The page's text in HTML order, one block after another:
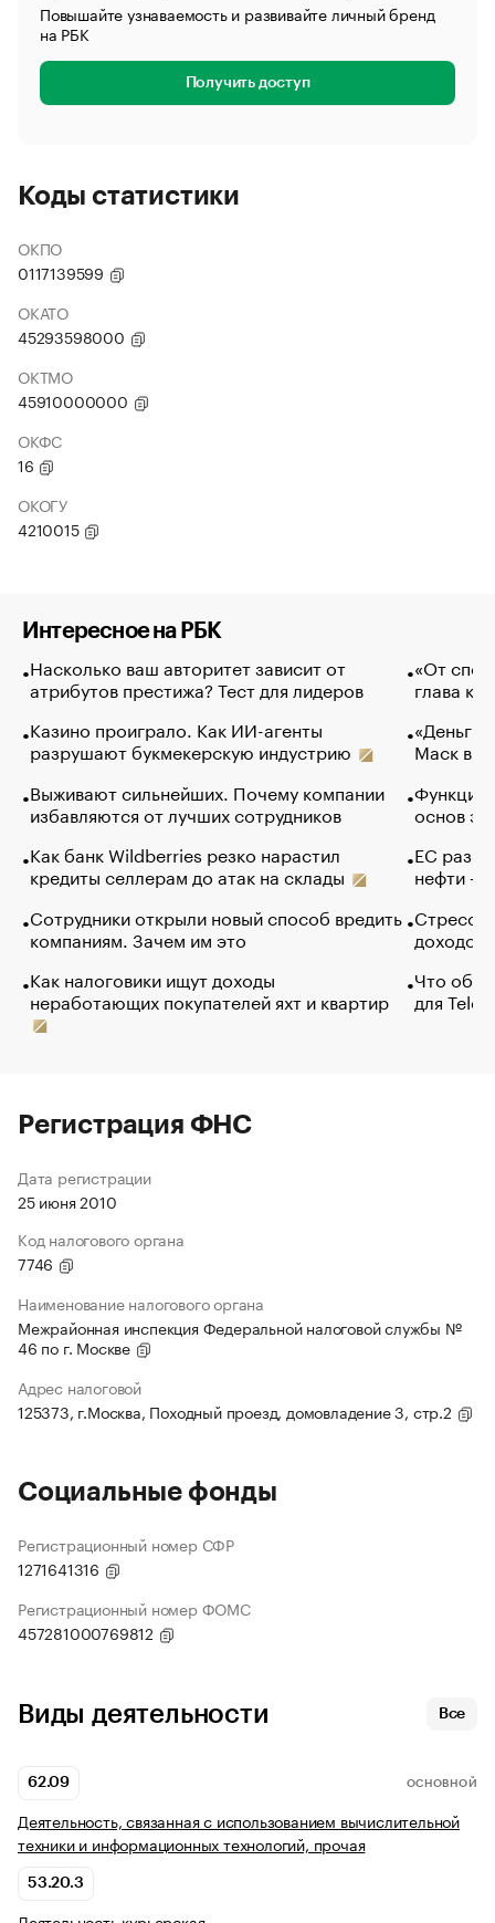
Повышайте узнаваемость и развивайте личный бренд
на РБК
Получить доступ
Коды статистики
ОКПО
0117139599
ОКАТО
45293598000
ОКТМО
45910000000
ОКФС
16
ОКОГУ
4210015
Интересное на РБК
Насколько ваш авторитет зависит от
атрибутов престижа? Тест для лидеров
Казино проиграло. Как ИИ-агенты
разрушают букмекерскую индустрию
Выживают сильнейших. Почему компании
избавляются от лучших сотрудников
Как банк Wildberries резко нарастил
кредиты селлерам до атак на склады
Сотрудники открыли новый способ вредить
компаниям. Зачем им это
Как налоговики ищут доходы
неработающих покупателей яхт и квартир
«От
глава
«Деньги
Маск в
Функции
основ
ЕС
нефти —
Стресс
доходов
Что
для
Регистрация ФНС
Дата регистрации
25 июня 2010
Код налогового органа
7746
Наименование налогового органа
Межрайонная инспекция Федеральной налоговой службы №
46 по г. Москве
Адрес налоговой
125373, г.Москва, Походный проезд, домовладение 3, стр.2
Социальные фонды
Регистрационный номер СФР
1271641316
Регистрационный номер ФОМС
457281000769812
Виды деятельности Все
62.09 ОСНОВНОЙ
Деятельность, связанная с использованием вычислительной
техники и информационных технологий, прочая
53.20.3